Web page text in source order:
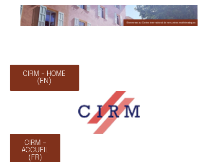
CIRM - HOME
(EN)
CIRM -
ACCUEIL
(FR)